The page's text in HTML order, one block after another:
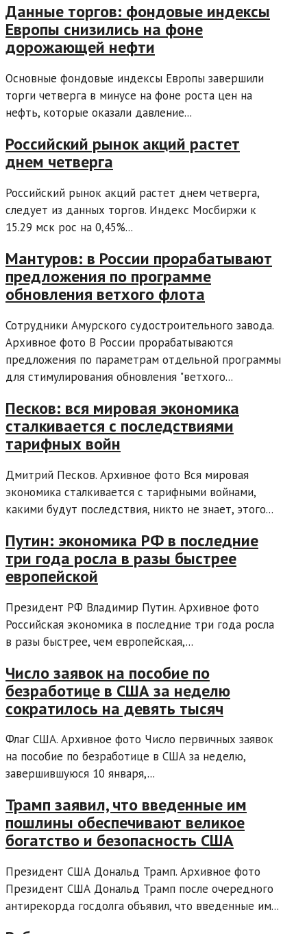
Данные торгов: фондовые индексы
Европы снизились на фоне
дорожающей нефти
Основные фондовые индексы Европы завершили
торги четверга в минусе на фоне роста цен на
нефть, которые оказали давление...
Российский рынок акций растет
днем четверга
Российский рынок акций растет днем четверга,
следует из данных торгов. Индекс Мосбиржи к
15.29 мск рос на 0,45%...
Мантуров: в России прорабатывают
предложения по программе
обновления ветхого флота
Сотрудники Амурского судостроительного завода.
Архивное фото В России прорабатываются
предложения по параметрам отдельной программы
для стимулирования обновления "ветхого...
Песков: вся мировая экономика
сталкивается с последствиями
тарифных войн
Дмитрий Песков. Архивное фото Вся мировая
экономика сталкивается с тарифными войнами,
какими будут последствия, никто не знает, этого...
Путин: экономика РФ в последние
три года росла в разы быстрее
европейской
Президент РФ Владимир Путин. Архивное фото
Российская экономика в последние три года росла
в разы быстрее, чем европейская,...
Число заявок на пособие по
безработице в США за неделю
сократилось на девять тысяч
Флаг США. Архивное фото Число первичных заявок
на пособие по безработице в США за неделю,
завершившуюся 10 января,...
Трамп заявил, что введенные им
пошлины обеспечивают великое
богатство и безопасность США
Президент США Дональд Трамп. Архивное фото
Президент США Дональд Трамп после очередного
антирекорда госдолга объявил, что введенные им...